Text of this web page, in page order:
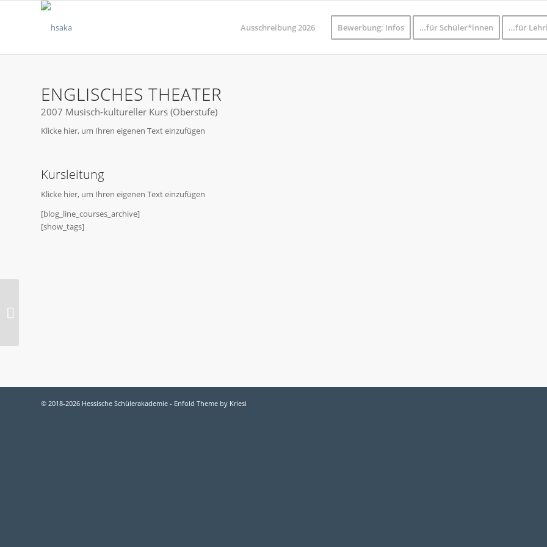
Ausschreibung 2026 Bewerbung: Infos …für Schüler*innen …für
ENGLISCHES THEATER
2007 Musisch-kultureller Kurs (Oberstufe)
Klicke hier, um Ihren eigenen Text einzufügen
Kursleitung
Klicke hier, um Ihren eigenen Text einzufügen
[blog_line_courses_archive]
[show_tags]
© 2018-2026 Hessische Schülerakademie - Enfold Theme by Kriesi